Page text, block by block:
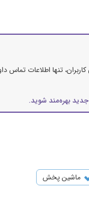
تنها اطلاعات تماس
بهره‌مند شوید.
ماشین پخش